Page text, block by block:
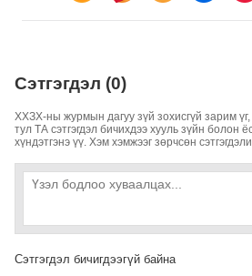
Сэтгэгдэл (0)
ХХЗХ-ны журмын дагуу зүй зохисгүй зарим үг,
тул ТА сэтгэгдэл бичихдээ хууль зүйн болон
хүндэтгэнэ үү. Хэм хэмжээг зөрчсөн
Сэтгэгдэл бичигдээгүй байна